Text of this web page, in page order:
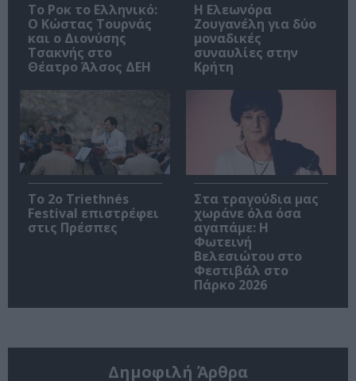
Το Ροκ το Ελληνικό:
Ο Κώστας Τουρνάς
και ο Διονύσης
Τσακνής στο
Θέατρο Άλσος ΔΕΗ
Η Ελεωνόρα
Ζουγανέλη για δύο
μοναδικές
συναυλίες στην
Κρήτη
Το 2ο Triethnés
Festival επιστρέφει
στις Πρέσπες
Στα τραγούδια μας
χωράνε όλα όσα
αγαπάμε: Η
Φωτεινή
Βελεσιώτου στο
Φεστιβάλ στο
Πάρκο 2026
Δημοφιλή Άρθρα